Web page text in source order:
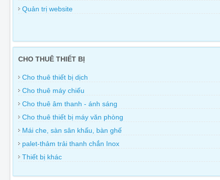
Quản trị website
CHO THUÊ THIẾT BỊ
Cho thuê thiết bị dịch
Cho thuê máy chiếu
Cho thuê âm thanh - ánh sáng
Cho thuê thiết bị máy văn phòng
Mái che, sàn sân khấu, bàn ghế
palet-thảm trải thanh chắn Inox
Thiết bị khác